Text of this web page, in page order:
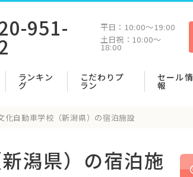
951- 平日： 10:00〜19:00
土日祝： 10:00〜
18:00
ランキン
グ
こだわりプ
ラン
セール情
報
化自動車学校（新潟県）の宿泊施設
潟県）の宿泊施